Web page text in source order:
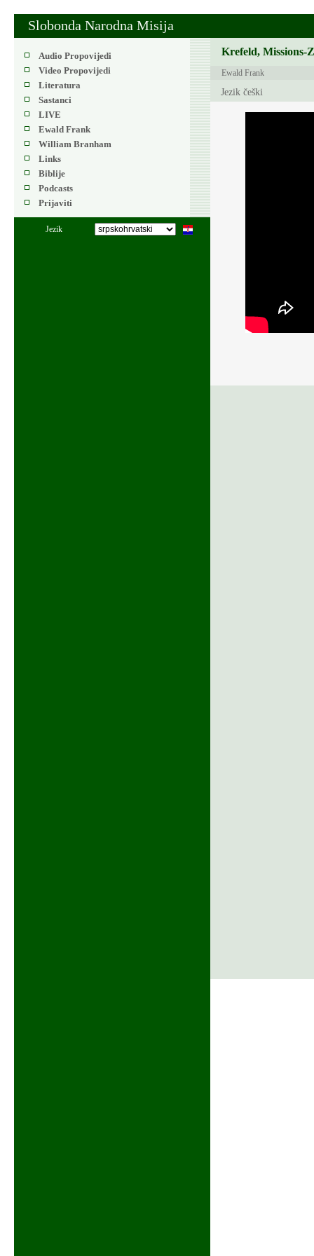
Slobonda Narodna Misija
Audio Propovijedi
Video Propovijedi
Literatura
Sastanci
LIVE
Ewald Frank
William Branham
Links
Biblije
Podcasts
Prijaviti
Jezik
Krefeld, Missions-
Ewald Frank
Jezik češki